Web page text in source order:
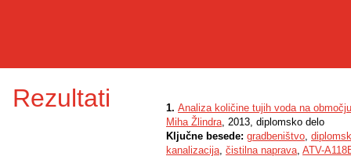
Rezultati 1. Analiza količine tujih voda na
Miha Žlindra, 2013, diplomsko delo
Ključne besede: gradbeništvo,
kanalizacija, čistilna naprava, ATV-